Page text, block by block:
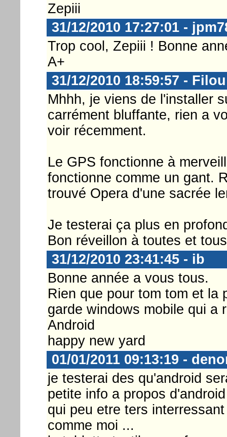
Zepiii
31/12/2010 17:27:01 -
Trop cool, Zepiii ! Bonne
A+
31/12/2010 18:59:57 - Filou
Mhhh, je viens de l'installer
carrément bluffante, rien a
voir récemment.
Le GPS fonctionne à
fonctionne comme un gant.
trouvé Opera d'une sacrée
Je testerai ça plus en
Bon réveillon à toutes et
31/12/2010 23:41:45 - ib
Bonne année a vous tous.
Rien que pour tom tom et la
garde windows mobile qui a
Android
happy new yard
01/01/2011 09:13:19 -
je testerai des qu'android
petite info a propos
qui peu etre ters
comme moi ...